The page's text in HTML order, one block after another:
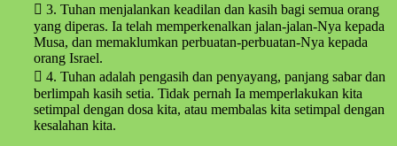
 3. Tuhan menjalankan keadilan dan kasih bagi semua orang
yang diperas. Ia telah memperkenalkan jalan-jalan-Nya kepada
Musa, dan memaklumkan perbuatan-perbuatan-Nya kepada
orang Israel.
 4. Tuhan adalah pengasih dan penyayang, panjang sabar dan
berlimpah kasih setia. Tidak pernah Ia memperlakukan kita
setimpal dengan dosa kita, atau membalas kita setimpal dengan
kesalahan kita.